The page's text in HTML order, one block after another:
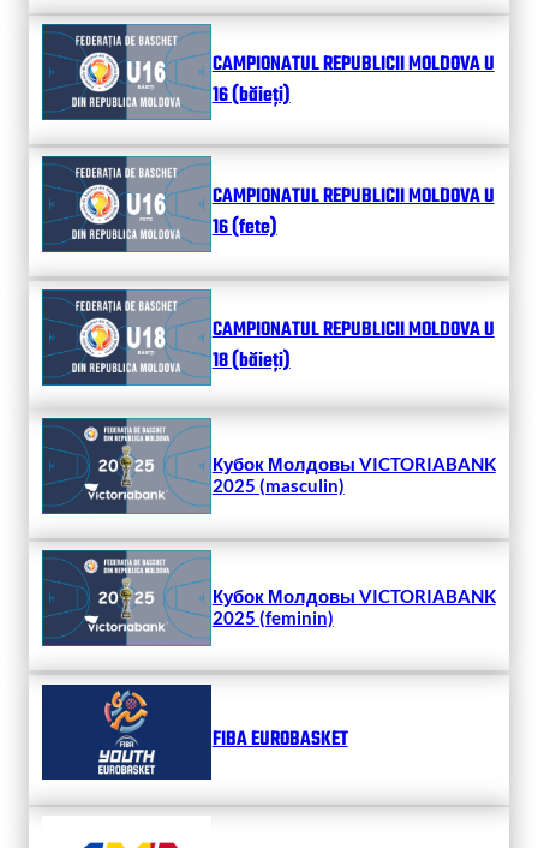
CAMPIONATUL REPUBLICII MOLDOVA U
16 (băieți)
CAMPIONATUL REPUBLICII MOLDOVA U
16 (fete)
CAMPIONATUL REPUBLICII MOLDOVA U
18 (băieți)
Кубок Молдовы VICTORIABANK
2025 (masculin)
Кубок Молдовы VICTORIABANK
2025 (feminin)
FIBA EUROBASKET